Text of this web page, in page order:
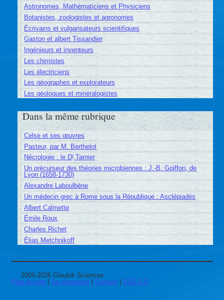
Astronomes, Mathématiciens et Physiciens
Botanistes, zoologistes et agronomes
Écrivains et vulgarisateurs scientifiques
Gaston et albert Tissandier
Ingénieurs et inventeurs
Les chimistes
Les électriciens
Les géographes et explorateurs
Les géologues et minéralogistes
Dans la même rubrique
Celse et ses œuvres
Pasteur, par M. Berthelot
Nécrologie : le DrTarnier
Un précurseur des théories microbiennes : J.-B. Goiffon, de
Lyon (1658-1730)
Alexandre Laboulbène
Un médecin grec à Rome sous la République : Asclépiadès
Albert Calmette
Émile Roux
Charles Richet
Élias Metchnikoff
2009-2026 Gloubik Sciences
Plan du site | Se connecter | Contact | RSS 2.0